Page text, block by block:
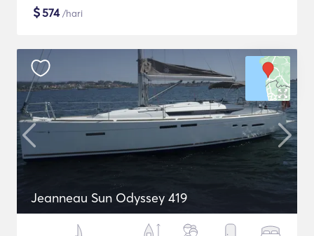
$574/hari
Jeanneau Sun Odyssey 419